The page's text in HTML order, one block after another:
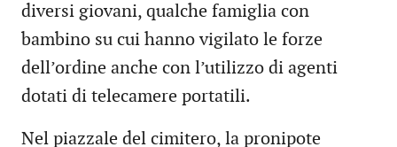
diversi giovani, qualche famiglia con
bambino su cui hanno vigilato le forze
dell’ordine anche con l’utilizzo di agenti
dotati di telecamere portatili.
Nel piazzale del cimitero, la pronipote